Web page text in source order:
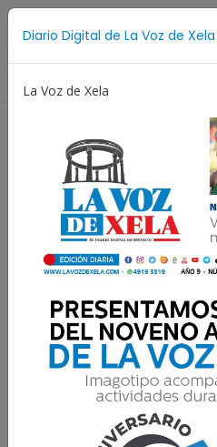
Diario Digital de La Voz de Xela
La Voz de Xela
Resultados para:CAT